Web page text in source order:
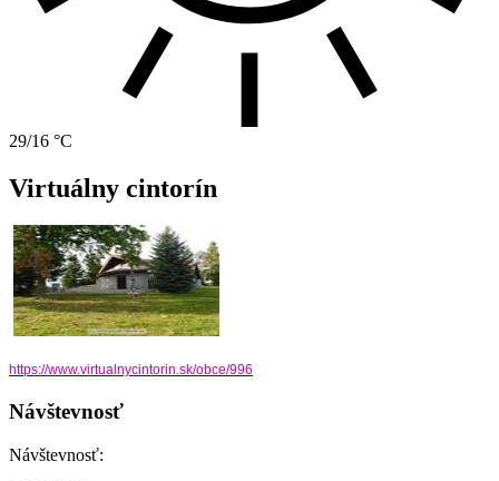
29/16 °C
Virtuálny cintorín
https://www.virtualnycintorin.sk/obce/996
Návštevnosť
Návštevnosť: